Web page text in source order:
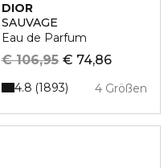
DIOR
SAUVAGE
Eau de Parfum
€ 74,86
€ 106,95
4 Größen
4.8 1893